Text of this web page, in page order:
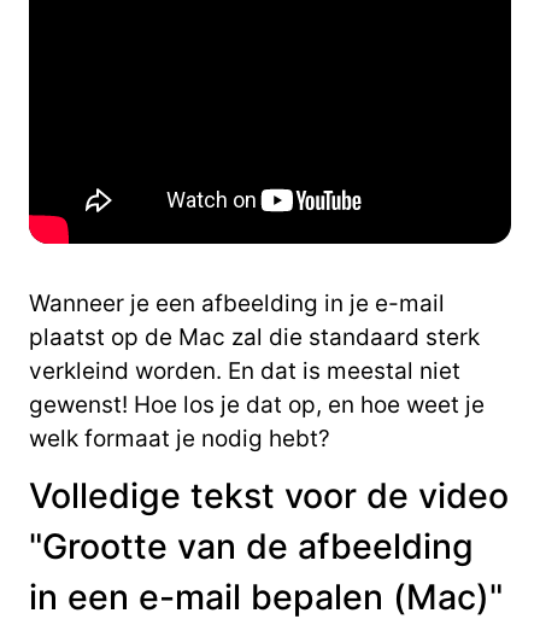
Wanneer je een afbeelding in je e-mail
plaatst op de Mac zal die standaard sterk
verkleind worden. En dat is meestal niet
gewenst! Hoe los je dat op, en hoe weet je
welk formaat je nodig hebt?
Volledige tekst voor de video
"Grootte van de afbeelding
in een e-mail bepalen (Mac)"